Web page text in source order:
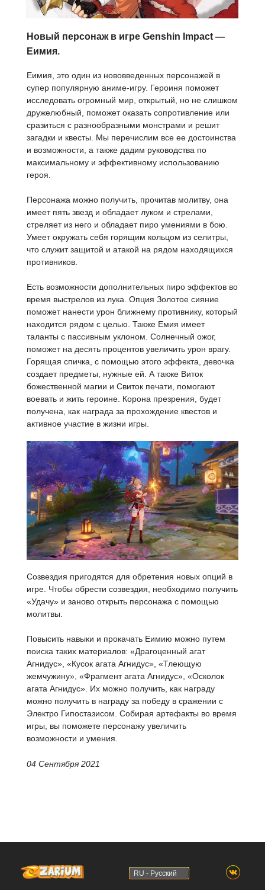
Новый персонаж в игре Genshin Impact —
Еимия.
Еимия, это один из нововведенных персонажей в
супер популярную аниме-игру. Героиня поможет
исследовать огромный мир, открытый, но не слишком
дружелюбный, поможет оказать сопротивление или
сразиться с разнообразными монстрами и решит
загадки и квесты. Мы перечислим все ее достоинства
и возможности, а также дадим руководства по
максимальному и эффективному использованию
героя.
Персонажа можно получить, прочитав молитву, она
имеет пять звезд и обладает луком и стрелами,
стреляет из него и обладает пиро умениями в бою.
Умеет окружать себя горящим кольцом из селитры,
что служит защитой и атакой на рядом находящихся
противников.
Есть возможности дополнительных пиро эффектов во
время выстрелов из лука. Опция Золотое сияние
поможет нанести урон ближнему противнику, который
находится рядом с целью. Также Емия имеет
таланты с пассивным уклоном. Солнечный ожог,
поможет на десять процентов увеличить урон врагу.
Горящая спичка, с помощью этого эффекта, девочка
создает предметы, нужные ей. А также Виток
божественной магии и Свиток печати, помогают
воевать и жить героине. Корона презрения, будет
получена, как награда за прохождение квестов и
активное участие в жизни игры.
Созвездия пригодятся для обретения новых опций в
игре. Чтобы обрести созвездия, необходимо получить
«Удачу» и заново открыть персонажа с помощью
молитвы.
Повысить навыки и прокачать Еимию можно путем
поиска таких материалов: «Драгоценный агат
Агнидус», «Кусок агата Агнидус», «Тлеющую
жемчужину», «Фрагмент агата Агнидус», «Осколок
агата Агнидус». Их можно получить, как награду
можно получить в награду за победу в сражении с
Электро Гипостазисом. Собирая артефакты во время
игры, вы поможете персонажу увеличить
возможности и умения.
04 Сентября 2021
RU - Русский